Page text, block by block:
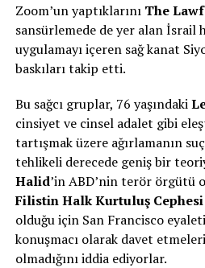
Zoom’un yaptıklarını The
sansürlemede de yer alan
uygulamayı içeren sağ kanat
baskıları takip etti.
Bu sağcı gruplar, 76 yaşındaki
cinsiyet ve cinsel adalet gibi
tartışmak üzere ağırlamanın
tehlikeli derecede geniş bir
Halid’in ABD’nin terör örgütü
Filistin Halk Kurtuluş Cephesi
olduğu için San Francisco
konuşmacı olarak davet
olmadığını iddia ediyorlar.